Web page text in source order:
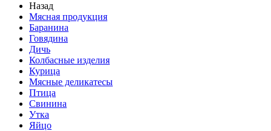
Назад
Мясная продукция
Баранина
Говядина
Дичь
Колбасные изделия
Курица
Мясные деликатесы
Птица
Свинина
Утка
Яйцо